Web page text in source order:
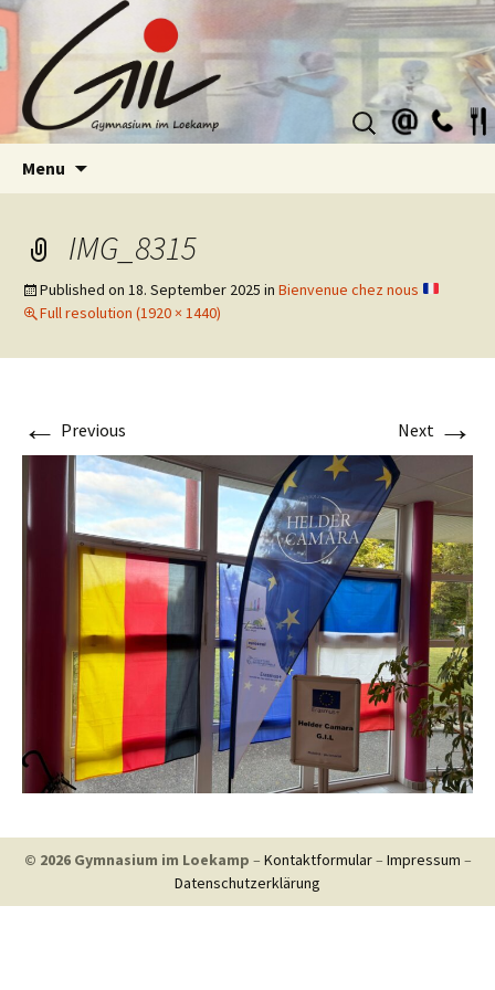
Suchen
nach:
Menu
IMG_8315
Published on 18. September 2025 in Bienvenue chez nous
Full resolution (1920 × 1440)
← Previous Next →
© 2026 Gymnasium im Loekamp – Kontaktformular– Impressum –
Datenschutzerklärung